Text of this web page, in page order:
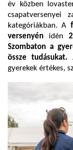
év közben
csapatversenyei
kategóriákban. A
versenyén idén
Szombaton a
össze tudásukat.
gyerekek értékes,